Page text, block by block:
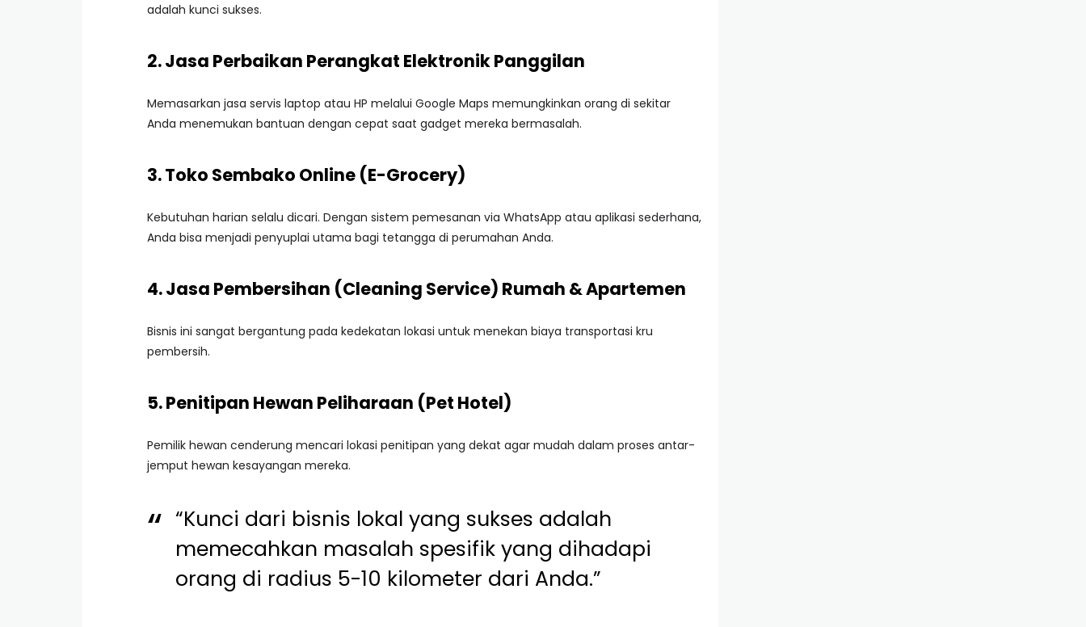
adalah kunci sukses.
2. Jasa Perbaikan Perangkat Elektronik Panggilan
Memasarkan jasa servis laptop atau HP melalui Google Maps memungkinkan orang di sekitar
Anda menemukan bantuan dengan cepat saat gadget mereka bermasalah.
3. Toko Sembako Online (E-Grocery)
Kebutuhan harian selalu dicari. Dengan sistem pemesanan via WhatsApp atau aplikasi sederhana,
Anda bisa menjadi penyuplai utama bagi tetangga di perumahan Anda.
4. Jasa Pembersihan (Cleaning Service) Rumah & Apartemen
Bisnis ini sangat bergantung pada kedekatan lokasi untuk menekan biaya transportasi kru
pembersih.
5. Penitipan Hewan Peliharaan (Pet Hotel)
Pemilik hewan cenderung mencari lokasi penitipan yang dekat agar mudah dalam proses antar-
jemput hewan kesayangan mereka.
“Kunci dari bisnis lokal yang sukses adalah
memecahkan masalah spesifik yang dihadapi
orang di radius 5-10 kilometer dari Anda.”